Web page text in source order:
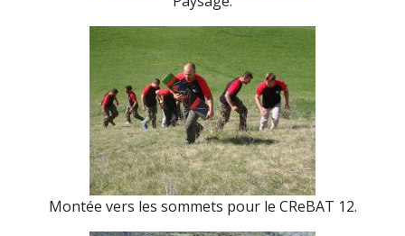
Montée vers les sommets pour le CReBAT 12.